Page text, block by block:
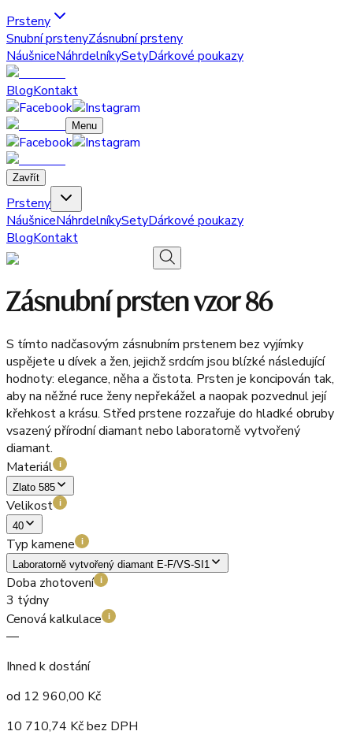
Prsteny
Snubní prstenyZásnubní prsteny
NáušniceNáhrdelníkySetyDárkové poukazy
BlogKontakt
Menu
Zavřít
Prsteny
NáušniceNáhrdelníkySetyDárkové poukazy
BlogKontakt
Zásnubní prsten vzor 86
S tímto nadčasovým zásnubním prstenem bez vyjímky
uspějete u dívek a žen, jejichž srdcím jsou blízké následující
hodnoty: elegance, něha a čistota. Prsten je koncipován tak,
aby na něžné ruce ženy nepřekážel a naopak pozvednul její
křehkost a krásu. Střed prstene rozzařuje do hladké obruby
vsazený přírodní diamant nebo laboratorně vytvořený
diamant.
Materiál
i
Zlato 585
Velikost i
40
Typ kamene i
Laboratorně vytvořený diamant E-F/VS-SI1
Doba zhotovení i
3 týdny
Cenová kalkulace
i
—
Ihned k dostání
od 12 960,00 Kč
10 710,74 Kč bez DPH